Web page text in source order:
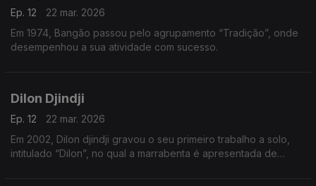
Ep. 12
22 mar. 2026
Em 1974, Bangão passou pelo agrupamento “Tradição”, onde
desempenhou a sua atividade com sucesso.
Dilon Djindji
Ep. 12
22 mar. 2026
Em 2002, Dilon djindji gravou o seu primeiro trabalho a solo,
intitulado “Dilon”, no qual a marrabenta é apresentada de